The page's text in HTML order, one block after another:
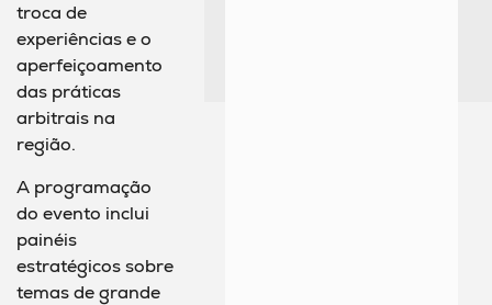
troca de
experiências e o
aperfeiçoamento
das práticas
arbitrais na
região.
A programação
do evento inclui
painéis
estratégicos sobre
temas de grande